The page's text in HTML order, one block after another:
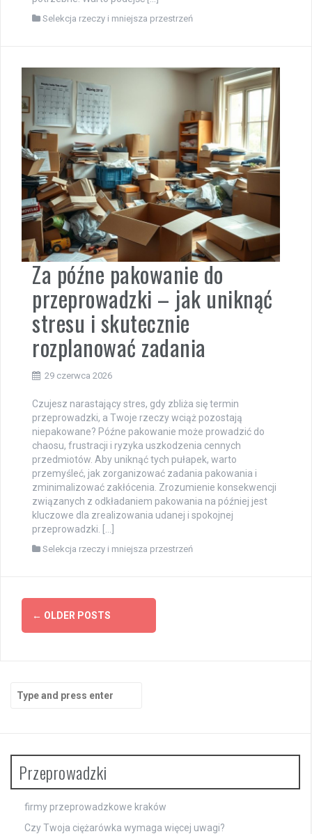
Selekcja rzeczy i mniejsza przestrzeń
Za późne pakowanie do
przeprowadzki – jak uniknąć
stresu i skutecznie
rozplanować zadania
29 czerwca 2026
Czujesz narastający stres, gdy zbliża się termin
przeprowadzki, a Twoje rzeczy wciąż pozostają
niepakowane? Późne pakowanie może prowadzić do
chaosu, frustracji i ryzyka uszkodzenia cennych
przedmiotów. Aby uniknąć tych pułapek, warto
przemyśleć, jak zorganizować zadania pakowania i
zminimalizować zakłócenia. Zrozumienie konsekwencji
związanych z odkładaniem pakowania na później jest
kluczowe dla zrealizowania udanej i spokojnej
przeprowadzki. […]
Selekcja rzeczy i mniejsza przestrzeń
Posts
navigation
← OLDER POSTS
for:
Przeprowadzki
firmy przeprowadzkowe kraków
Czy Twoja ciężarówka wymaga więcej uwagi?